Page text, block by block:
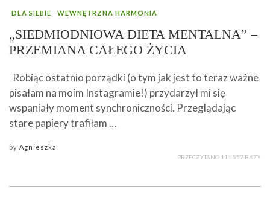
DLA SIEBIE WEWNĘTRZNA HARMONIA
„SIEDMIODNIOWA DIETA MENTALNA” –
PRZEMIANA CAŁEGO ŻYCIA
Robiąc ostatnio porządki (o tym jak jest to teraz ważne
pisałam na moim Instagramie!) przydarzył mi się
wspaniały moment synchroniczności. Przeglądając
stare papiery trafiłam …
by Agnieszka
PRZECZYTANO 111 557 RAZY